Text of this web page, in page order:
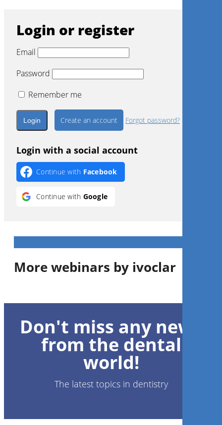
Login or register
Email
Password
Remember me
Create an account Forgot password?
Login with a social account
Continue with Facebook
Continue with Google
More webinars by ivoclar
1CE
Cention N: a new innovative
filling material for the
complete and permanent
replacement of tooth
structure in posterior teeth.
Michael Dieter
Don't miss any news
from the dental
world!
The latest topics in dentistry